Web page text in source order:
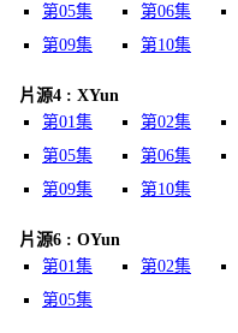
第05集
第06集
第09集
第10集
片源4 : XYun
第01集
第02集
第05集
第06集
第09集
第10集
片源6 : OYun
第01集
第02集
第05集